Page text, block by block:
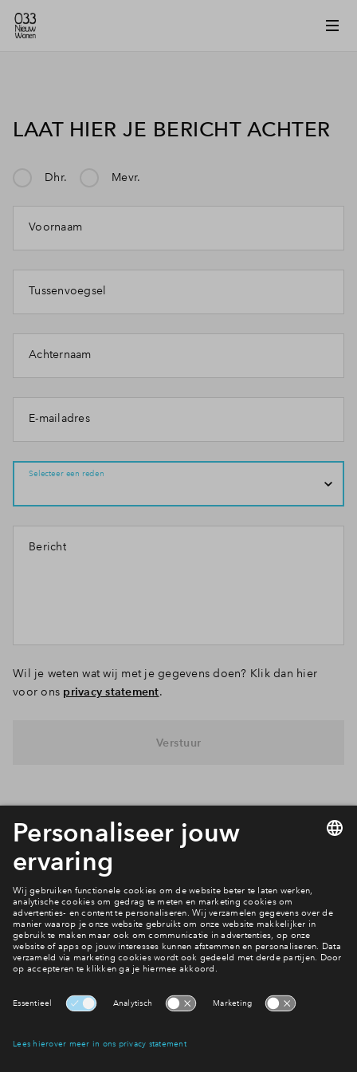
LAAT HIER JE BERICHT ACHTER
Dhr. Mevr.
Voornaam
Tussenvoegsel
Achternaam
E-mailadres
Selecteer een reden
Mijn klacht gaat over:
Bericht
Wil je weten wat wij met je gegevens doen? Klik dan hier
voor ons privacy statement.
Verstuur
Interesse? Meld je dan snel aan
Hiermee blijf je op de hoogte van het belangrijkste nieuws en
eventuele projecten
Ja, ik wil mij aanmelden
Heb je een vraag en wil je direct antwoord? Bel ons op